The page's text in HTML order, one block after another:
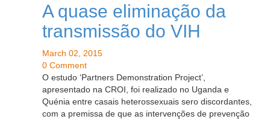
A quase eliminação da
transmissão do VIH
March 02, 2015
0 Comment
O estudo ‘Partners Demonstration Project’,
apresentado na CROI, foi realizado no Uganda e
Quénia entre casais heterossexuais sero discordantes,
com a premissa de que as intervenções de prevenção